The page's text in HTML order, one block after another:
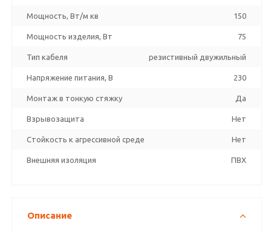
Мощность, Вт/м кв 150
Мощность изделия, Вт 75
Тип кабеля резистивный двужильный
Напряжение питания, В 230
Монтаж в тонкую стяжку Да
Взрывозащита Нет
Стойкость к агрессивной среде Нет
Внешняя изоляция ПВХ
Описание